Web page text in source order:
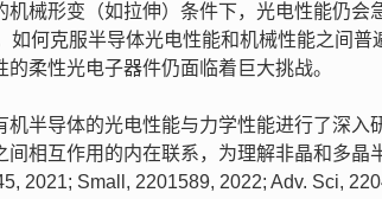
械形变（如拉伸）条件下，光电性能仍会
何克服半导体光电性能和机械性能之间普
柔性光电子器件仍面临着巨大挑战。
半导体的光电性能与力学性能进行了深入
相互作用的内在联系，为理解非晶和多晶
2021; Small, 2201589, 2022; Adv. Sci,